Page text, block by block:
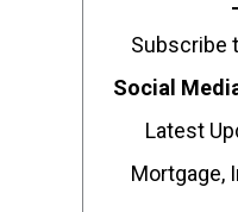
Subscribe
Social
Latest
Mortgage,